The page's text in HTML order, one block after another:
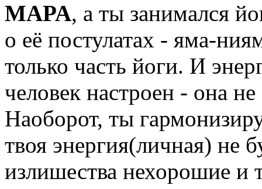
MAPA, а ты занимался
о её постулатах - яма-
только часть йоги. И
человек настроен - она
Наоборот, ты
твоя энергия(личная) не
излишества нехорошие и